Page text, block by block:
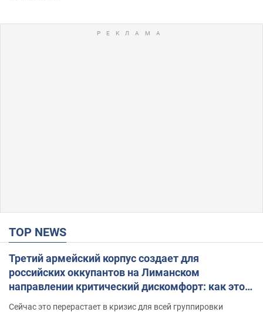
TOP NEWS
Третий армейский корпус создает для
российских оккупантов на Лиманском
направлении критический дискомфорт: как это
удалось
Сейчас это перерастает в кризис для всей группировки